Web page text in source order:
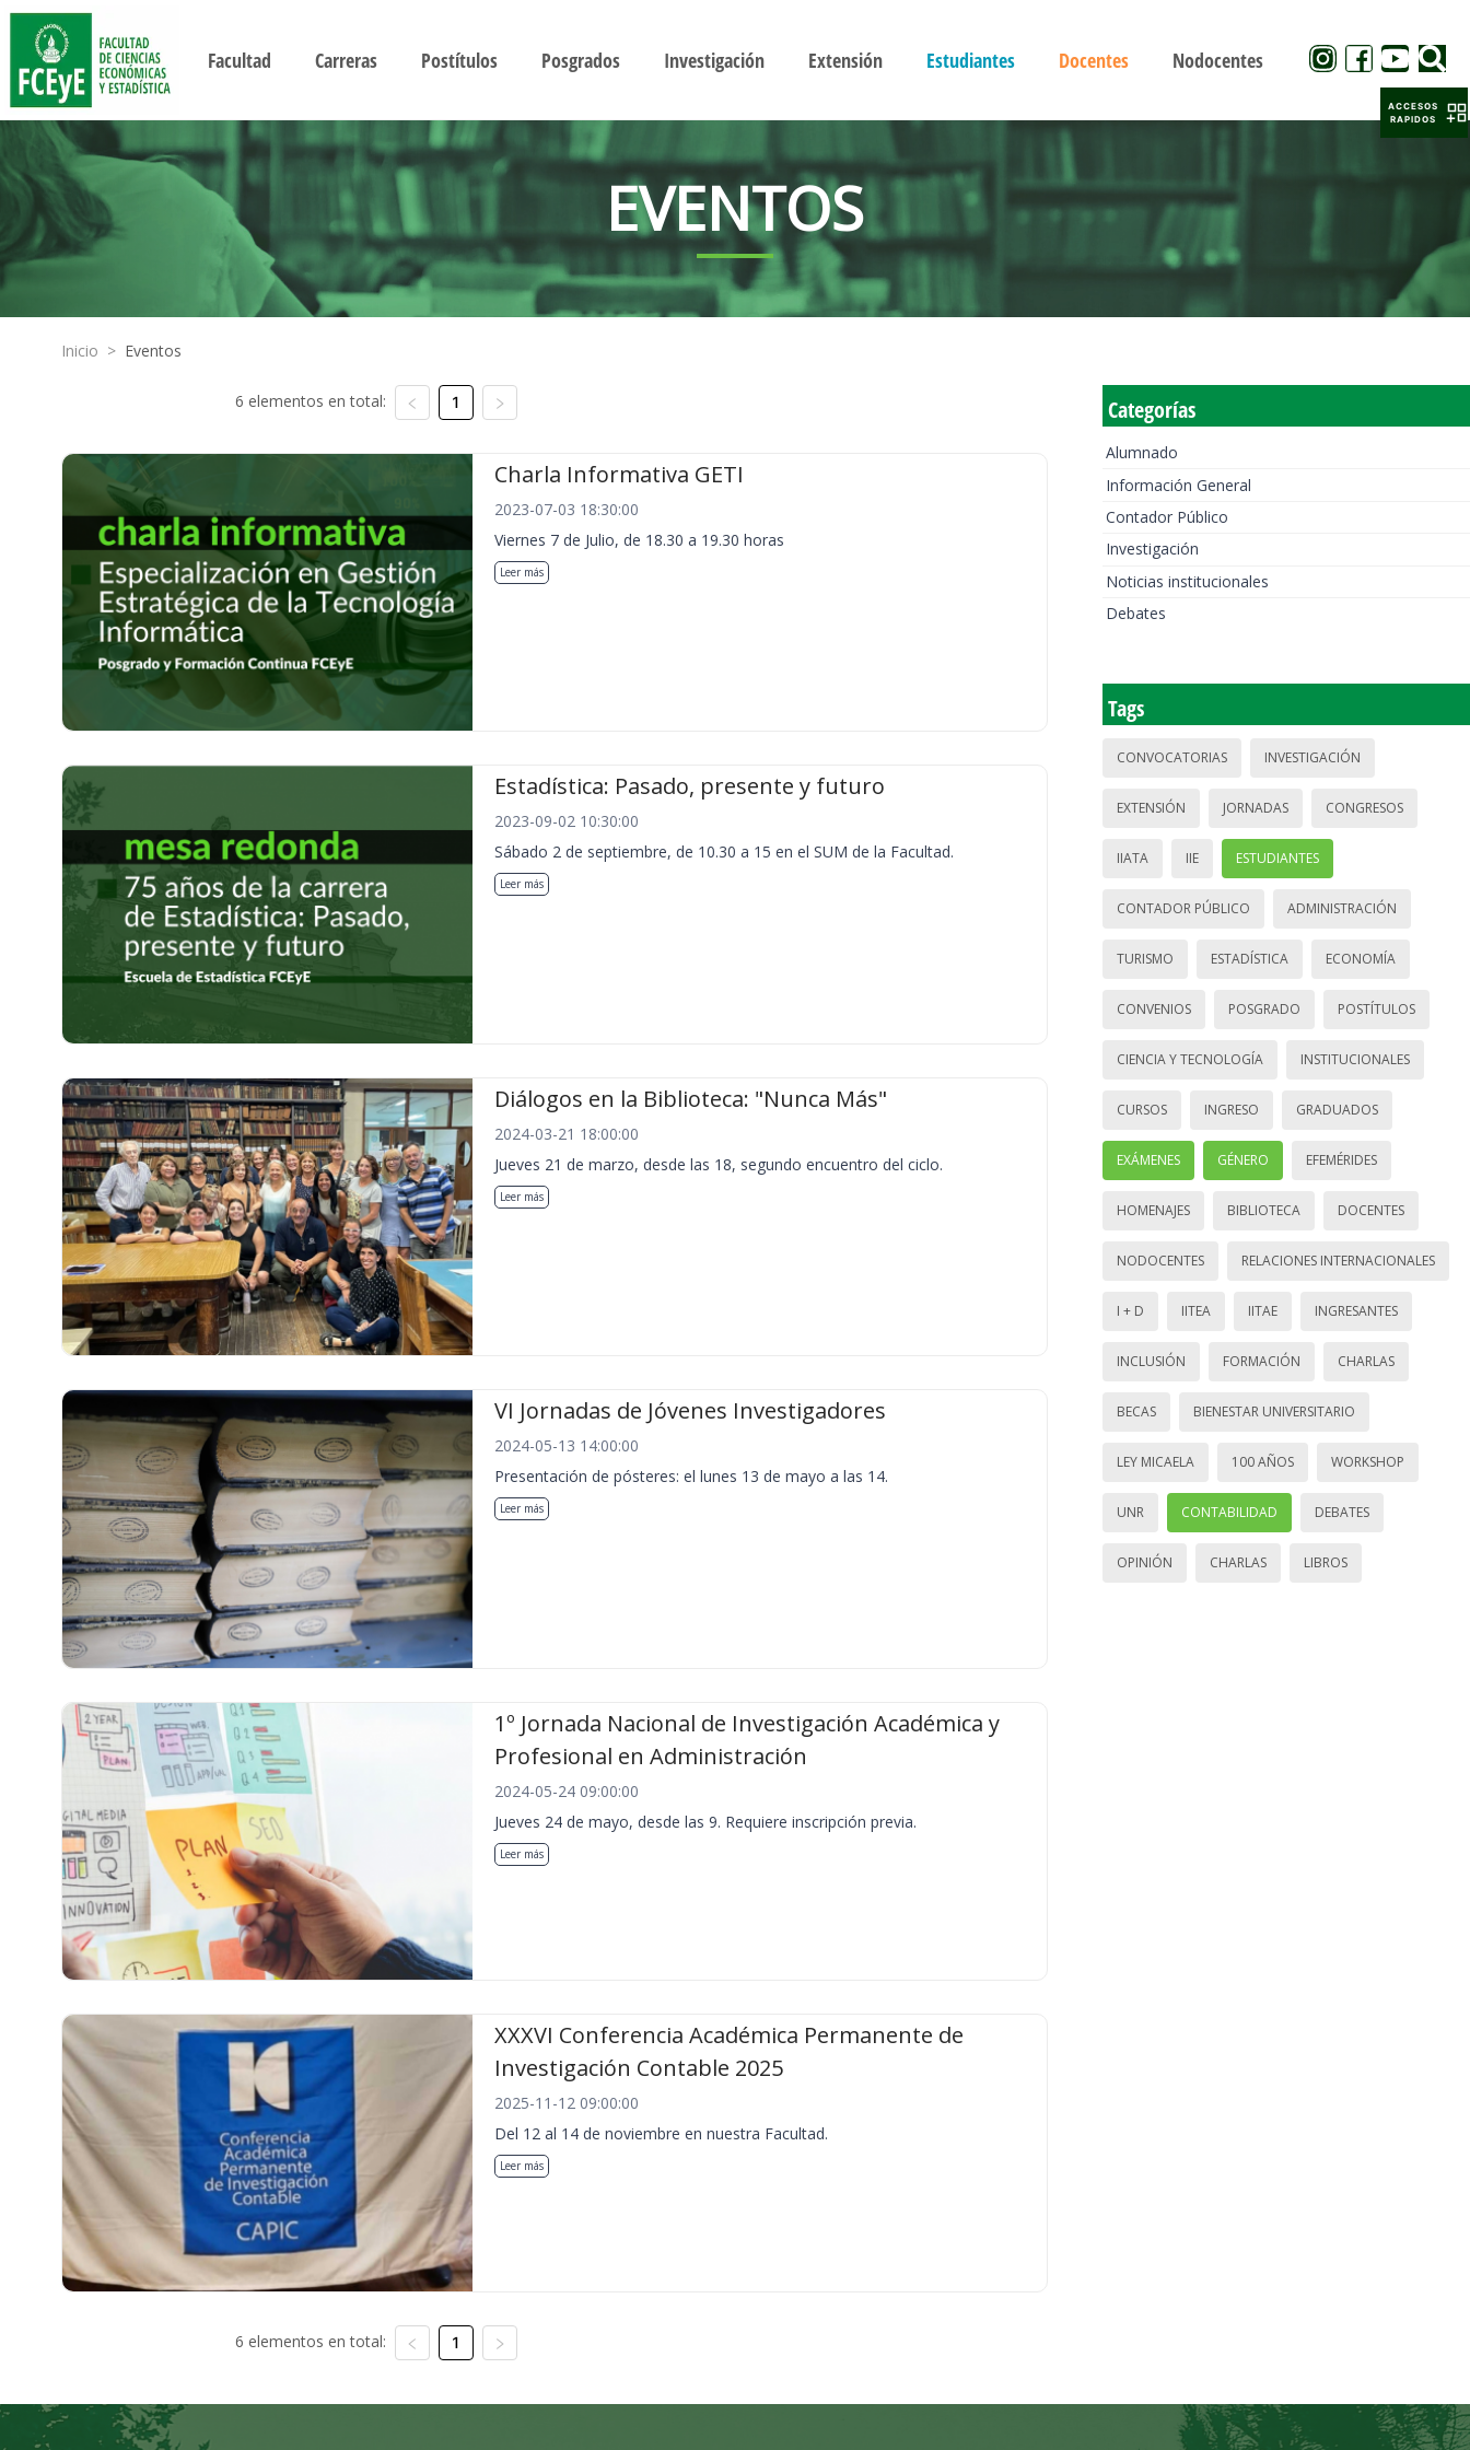
Facultad Carreras Postítulos Posgrados Investigación Extensión Estudiantes Docentes Nodocentes
EVENTOS
Inicio > Eventos
6 elementos en total: 1
Charla Informativa GETI
2023-07-03 18:30:00
Viernes 7 de Julio, de 18.30 a 19.30 horas
Leer más
Estadística: Pasado, presente y futuro
2023-09-02 10:30:00
Sábado 2 de septiembre, de 10.30 a 15 en el SUM de la Facultad.
Leer más
Diálogos en la Biblioteca: "Nunca Más"
2024-03-21 18:00:00
Jueves 21 de marzo, desde las 18, segundo encuentro del ciclo.
Leer más
VI Jornadas de Jóvenes Investigadores
2024-05-13 14:00:00
Presentación de pósteres: el lunes 13 de mayo a las 14.
Leer más
1º Jornada Nacional de Investigación Académica y
Profesional en Administración
2024-05-24 09:00:00
Jueves 24 de mayo, desde las 9. Requiere inscripción previa.
Leer más
XXXVI Conferencia Académica Permanente de
Investigación Contable 2025
2025-11-12 09:00:00
Del 12 al 14 de noviembre en nuestra Facultad.
Leer más
6 elementos en total: 1
Categorías
Alumnado
Información General
Contador Público
Investigación
Noticias institucionales
Debates
Tags
CONVOCATORIAS INVESTIGACIÓN
EXTENSIÓN JORNADAS CONGRESOS
IIATA IIE ESTUDIANTES
CONTADOR PÚBLICO ADMINISTRACIÓN
TURISMO ESTADÍSTICA ECONOMÍA
CONVENIOS POSGRADO POSTÍTULOS
CIENCIA Y TECNOLOGÍA INSTITUCIONALES
CURSOS INGRESO GRADUADOS
EXÁMENES GÉNERO EFEMÉRIDES
HOMENAJES BIBLIOTECA DOCENTES
NODOCENTES RELACIONES INTERNACIONALES
I + D IITEA IITAE INGRESANTES
INCLUSIÓN FORMACIÓN CHARLAS
BECAS BIENESTAR UNIVERSITARIO
LEY MICAELA 100 AÑOS WORKSHOP
UNR CONTABILIDAD DEBATES
OPINIÓN CHARLAS LIBROS
ACCESOS
RAPIDOS